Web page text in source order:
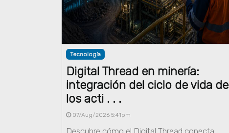
Tecnología
Digital Thread en minería:
integración del ciclo de vida de
los acti . . .
07/Aug/2026 5:41pm